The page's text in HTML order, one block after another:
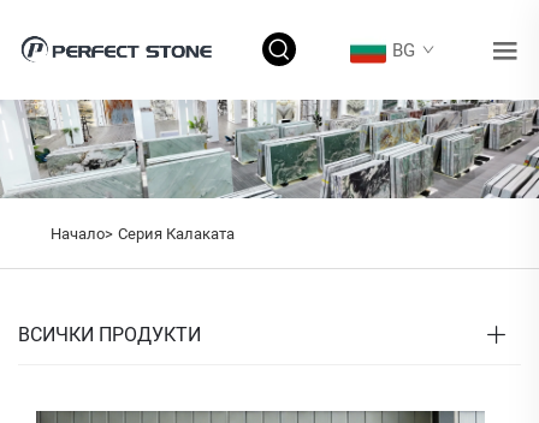
BG
Начало> Серия Калаката
ВСИЧКИ ПРОДУКТИ